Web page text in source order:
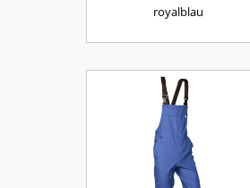
royalblau